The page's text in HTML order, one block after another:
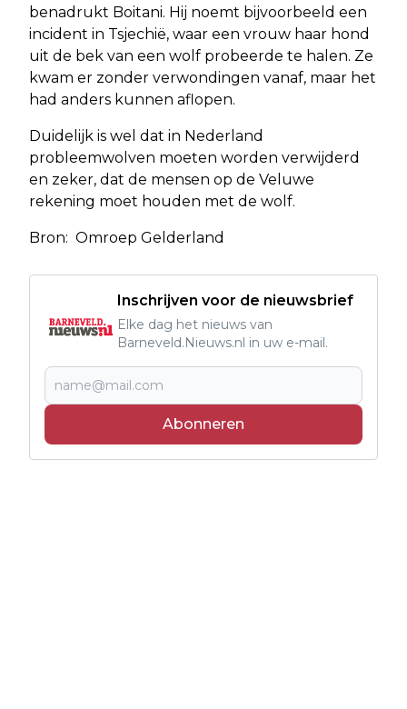
benadrukt Boitani. Hij noemt bijvoorbeeld een
incident in Tsjechië, waar een vrouw haar hond
uit de bek van een wolf probeerde te halen. Ze
kwam er zonder verwondingen vanaf, maar het
had anders kunnen aflopen.
Duidelijk is wel dat in Nederland
probleemwolven moeten worden verwijderd
en zeker, dat de mensen op de Veluwe
rekening moet houden met de wolf.
Bron: Omroep Gelderland
Inschrijven voor de nieuwsbrief
Elke dag het nieuws van
Barneveld.Nieuws.nl in uw e-mail.
Abonneren